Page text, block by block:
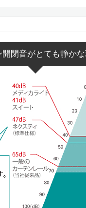
開閉音がとても静か